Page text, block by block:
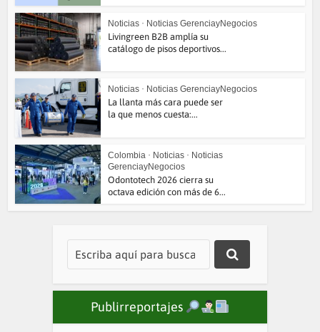
Noticias • Noticias GerenciayNegocios
Livingreen B2B amplía su
catálogo de pisos deportivos...
Noticias • Noticias GerenciayNegocios
La llanta más cara puede ser
la que menos cuesta:...
Colombia • Noticias • Noticias
GerenciayNegocios
Odontotech 2026 cierra su
octava edición con más de 6...
Publirreportajes